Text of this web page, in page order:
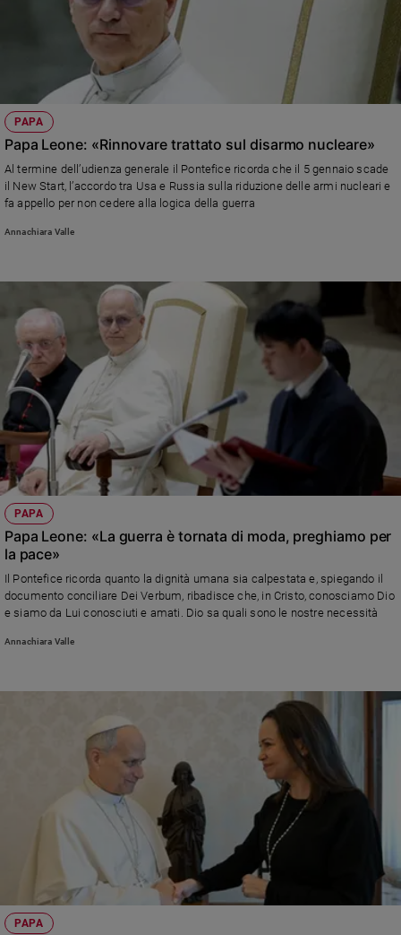
PAPA
Papa Leone: «Rinnovare trattato sul disarmo nucleare»
Al termine dell’udienza generale il Pontefice ricorda che il 5 gennaio scade
il New Start, l’accordo tra Usa e Russia sulla riduzione delle armi nucleari e
fa appello per non cedere alla logica della guerra
Annachiara Valle
PAPA
Papa Leone: «La guerra è tornata di moda, preghiamo per
la pace»
Il Pontefice ricorda quanto la dignità umana sia calpestata e, spiegando il
documento conciliare Dei Verbum, ribadisce che, in Cristo, conosciamo Dio
e siamo da Lui conosciuti e amati. Dio sa quali sono le nostre necessità
Annachiara Valle
PAPA